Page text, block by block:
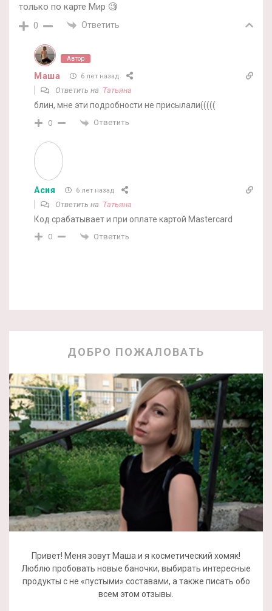
только по карте Мир 🧐
0 Ответить
Автор
Маша 6 лет назад
Ответить на Татьяна
блин, мне эти подробности не присылали(((((
0 Ответить
Асия 6 лет назад
Ответить на Татьяна
Код срабатывает и при оплате картой Mastercard
0 Ответить
ДОБРО ПОЖАЛОВАТЬ
Привет! Меня зовут Маша и я косметический хомяк!
Люблю пробовать новые баночки, выбирать интересные
продукты с не «пустыми» составами, а также писать обо
всем этом отзывы.